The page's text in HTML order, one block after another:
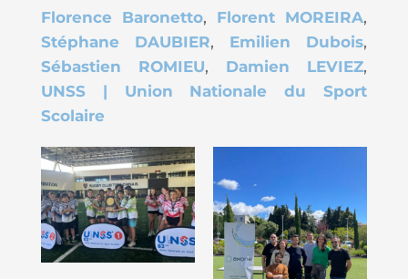
Florence Baronetto, Florent MOREIRA,
Stéphane DAUBIER, Emilien Dubois,
Sébastien ROMIEU, Damien LEVIEZ,
UNSS | Union Nationale du Sport
Scolaire